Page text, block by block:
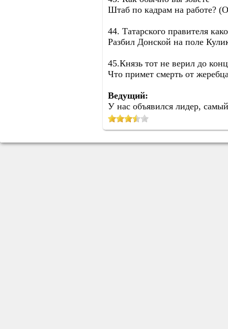
Штаб по кадрам на работе?
44. Татарского правителя
Разбил Донской на поле
45.Князь тот не верил до
Что примет смерть от
Ведущий:
У нас объявился лидер,